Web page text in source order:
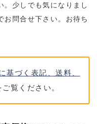
。少しでも気になりまし
お問合せ下さい。お待ち
基づく表記、送料、
ご覧ください。